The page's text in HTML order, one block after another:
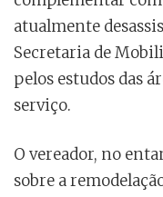
atualmente
Secretaria de
pelos estudos das
serviço.
O vereador, no
sobre a